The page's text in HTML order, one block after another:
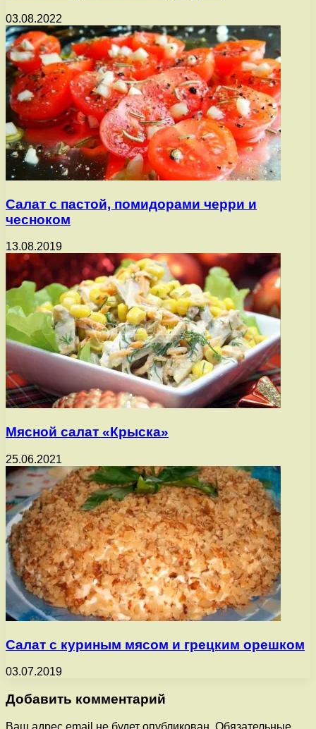
03.08.2022
Салат с пастой, помидорами черри и
чесноком
13.08.2019
Мясной салат «Крыска»
25.06.2021
Салат с куриным мясом и грецким орешком
03.07.2019
Добавить комментарий
Ваш адрес email не будет опубликован. Обязательные